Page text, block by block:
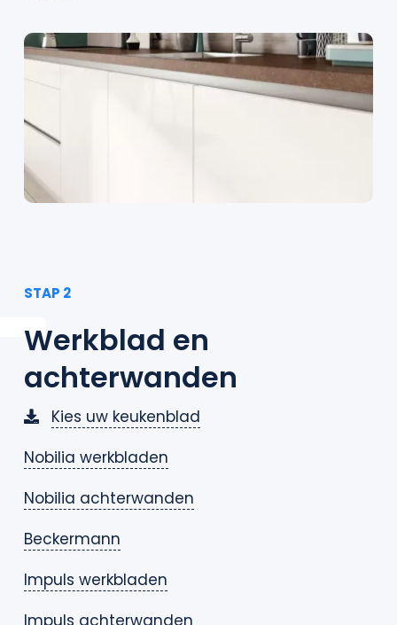
STAP 2
Werkblad en
achterwanden
Kies uw keukenblad
Nobilia werkbladen
Nobilia achterwanden
Beckermann
Impuls werkbladen
Impuls achterwanden